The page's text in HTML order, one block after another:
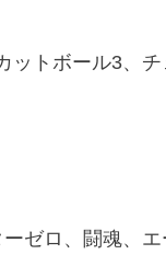
トボール3、
ゼロ、闘魂、